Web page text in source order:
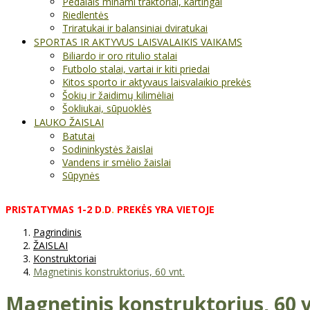
Riedlentės
Triratukai ir balansiniai dviratukai
SPORTAS IR AKTYVUS LAISVALAIKIS VAIKAMS
Biliardo ir oro ritulio stalai
Futbolo stalai, vartai ir kiti priedai
Kitos sporto ir aktyvaus laisvalaikio prekės
Šokių ir žaidimų kilimėliai
Šokliukai, sūpuoklės
LAUKO ŽAISLAI
Batutai
Sodininkystės žaislai
Vandens ir smėlio žaislai
Sūpynės
PRISTATYMAS 1-2 D.D. PREKĖS YRA VIETOJE
Pagrindinis
ŽAISLAI
Konstruktoriai
Magnetinis konstruktorius, 60 vnt.
Magnetinis konstruktorius, 60